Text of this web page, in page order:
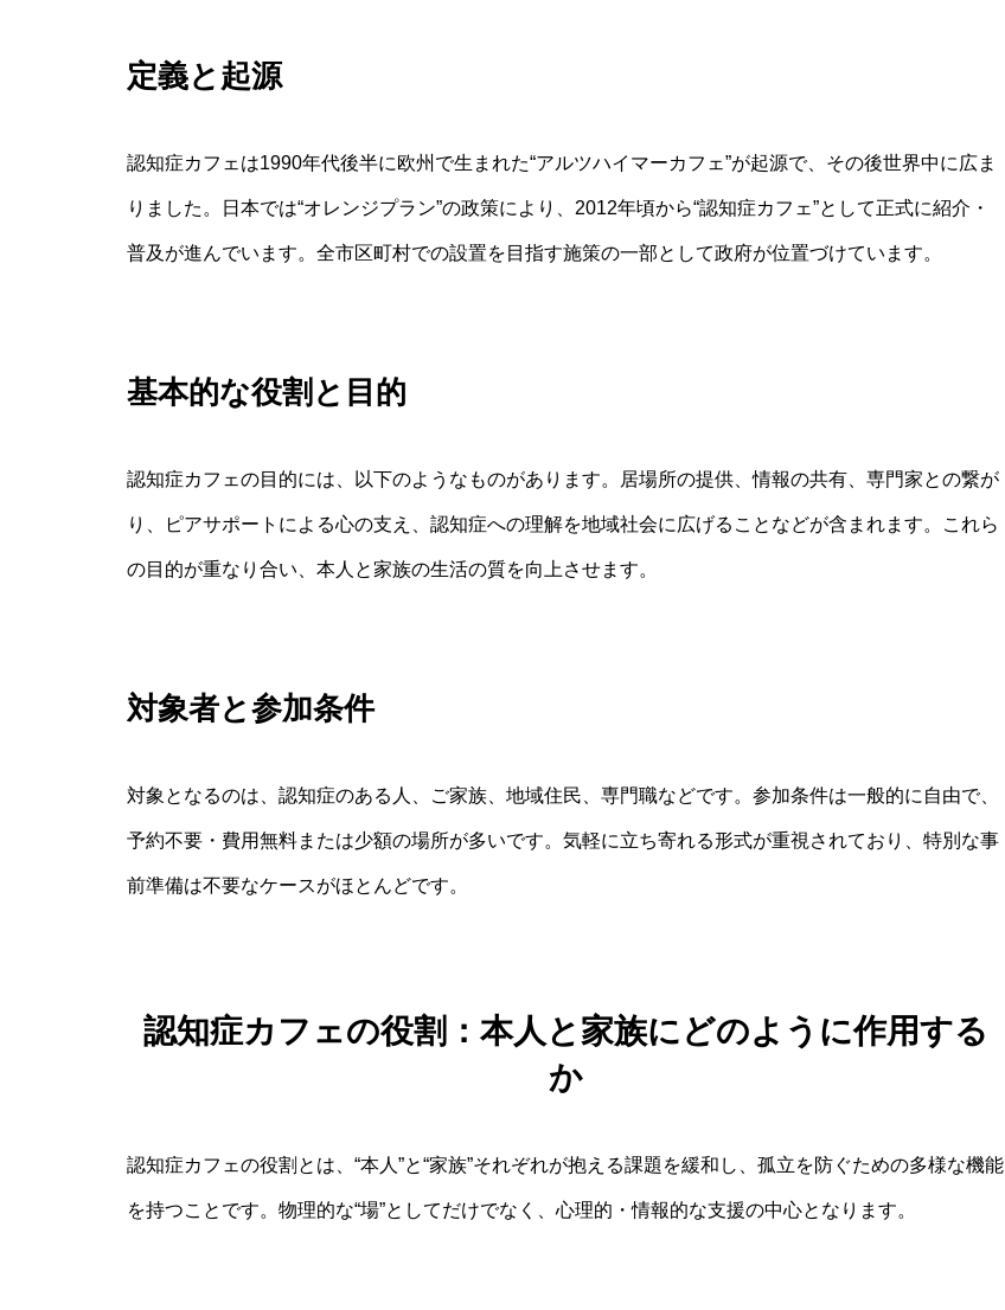
定義と起源
認知症カフェは1990年代後半に欧州で生まれた“アルツハイマーカフェ”が起源で、その後世界中に広ま
りました。日本では“オレンジプラン”の政策により、2012年頃から“認知症カフェ”として正式に紹介・
普及が進んでいます。全市区町村での設置を目指す施策の一部として政府が位置づけています。
基本的な役割と目的
認知症カフェの目的には、以下のようなものがあります。居場所の提供、情報の共有、専門家との繋が
り、ピアサポートによる心の支え、認知症への理解を地域社会に広げることなどが含まれます。これら
の目的が重なり合い、本人と家族の生活の質を向上させます。
対象者と参加条件
対象となるのは、認知症のある人、ご家族、地域住民、専門職などです。参加条件は一般的に自由で、
予約不要・費用無料または少額の場所が多いです。気軽に立ち寄れる形式が重視されており、特別な事
前準備は不要なケースがほとんどです。
認知症カフェの役割：本人と家族にどのように作用する
か
認知症カフェの役割とは、“本人”と“家族”それぞれが抱える課題を緩和し、孤立を防ぐための多様な機能
を持つことです。物理的な“場”としてだけでなく、心理的・情報的な支援の中心となります。